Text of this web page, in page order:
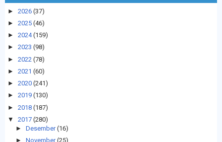
► 2026 (37)
► 2025 (46)
► 2024 (159)
► 2023 (98)
► 2022 (78)
► 2021 (60)
► 2020 (241)
► 2019 (130)
► 2018 (187)
▼
2017 (280)
► Desember (16)
► November (25)